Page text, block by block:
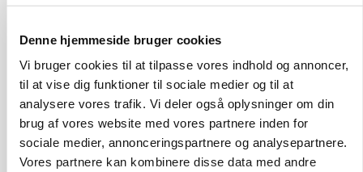
Denne hjemmeside bruger cookies
Vi bruger cookies til at tilpasse vores indhold og annoncer,
til at vise dig funktioner til sociale medier og til at
analysere vores trafik. Vi deler også oplysninger om din
brug af vores website med vores partnere inden for
sociale medier, annonceringspartnere og analysepartnere.
Vores partnere kan kombinere disse data med andre
Loading...
Jobs
i samarbejde med